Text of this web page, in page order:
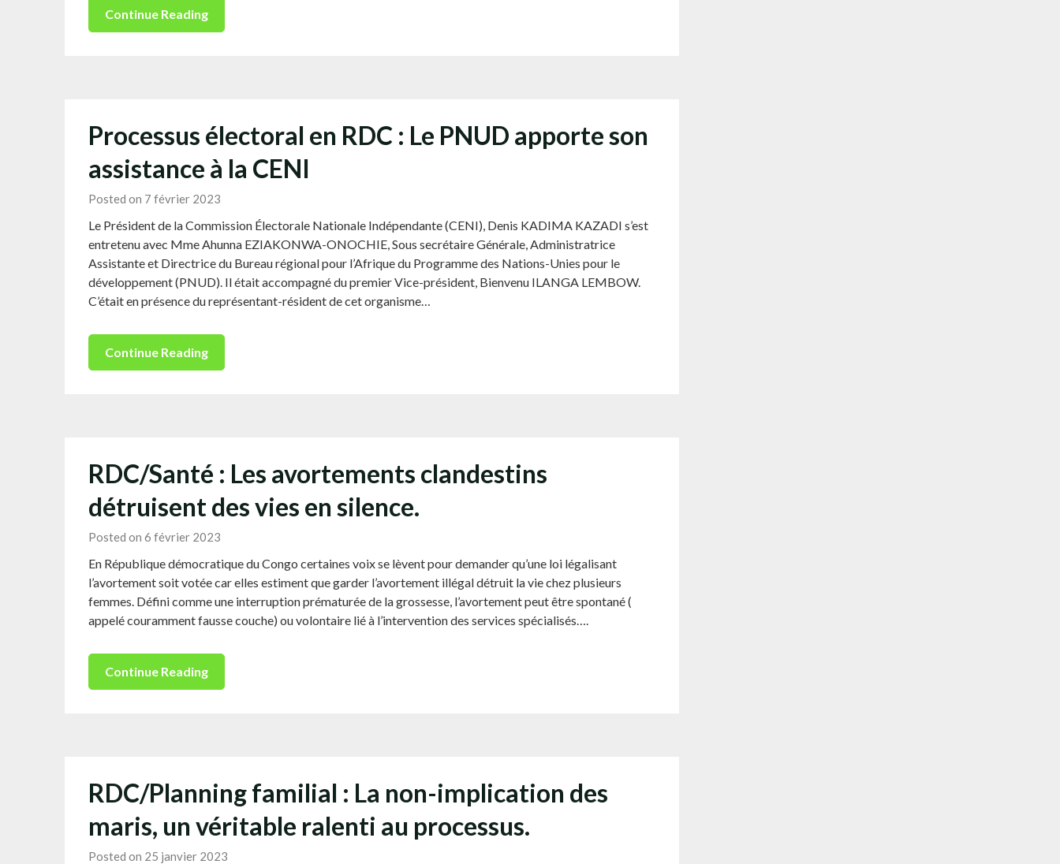
Continue Reading
Processus électoral en RDC : Le PNUD apporte son
assistance à la CENI
Posted on 7 février 2023
Le Président de la Commission Électorale Nationale Indépendante (CENI), Denis KADIMA KAZADI s’est
entretenu avec Mme Ahunna EZIAKONWA-ONOCHIE, Sous secrétaire Générale, Administratrice
Assistante et Directrice du Bureau régional pour l’Afrique du Programme des Nations-Unies pour le
développement (PNUD). Il était accompagné du premier Vice-président, Bienvenu ILANGA LEMBOW.
C’était en présence du représentant-résident de cet organisme…
Continue Reading
RDC/Santé : Les avortements clandestins
détruisent des vies en silence.
Posted on 6 février 2023
En République démocratique du Congo certaines voix se lèvent pour demander qu’une loi légalisant
l’avortement soit votée car elles estiment que garder l’avortement illégal détruit la vie chez plusieurs
femmes. Défini comme une interruption prématurée de la grossesse, l’avortement peut être spontané (
appelé couramment fausse couche) ou volontaire lié à l’intervention des services spécialisés….
Continue Reading
RDC/Planning familial : La non-implication des
maris, un véritable ralenti au processus.
Posted on 25 janvier 2023